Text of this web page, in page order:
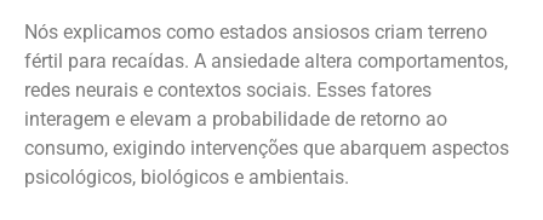
Nós explicamos como estados ansiosos criam terreno
fértil para recaídas. A ansiedade altera comportamentos,
redes neurais e contextos sociais. Esses fatores
interagem e elevam a probabilidade de retorno ao
consumo, exigindo intervenções que abarquem aspectos
psicológicos, biológicos e ambientais.